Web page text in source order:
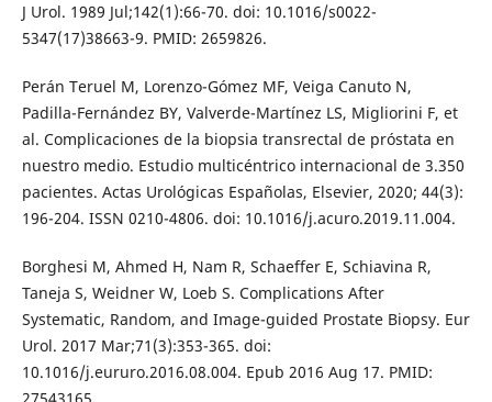
J Urol. 1989 Jul;142(1):66-70. doi: 10.1016/s0022-
5347(17)38663-9. PMID: 2659826.
Perán Teruel M, Lorenzo-Gómez MF, Veiga Canuto N,
Padilla-Fernández BY, Valverde-Martínez LS, Migliorini F, et
al. Complicaciones de la biopsia transrectal de próstata en
nuestro medio. Estudio multicéntrico internacional de 3.350
pacientes. Actas Urológicas Españolas, Elsevier, 2020; 44(3):
196-204. ISSN 0210-4806. doi: 10.1016/j.acuro.2019.11.004.
Borghesi M, Ahmed H, Nam R, Schaeffer E, Schiavina R,
Taneja S, Weidner W, Loeb S. Complications After
Systematic, Random, and Image-guided Prostate Biopsy. Eur
Urol. 2017 Mar;71(3):353-365. doi:
10.1016/j.eururo.2016.08.004. Epub 2016 Aug 17. PMID: